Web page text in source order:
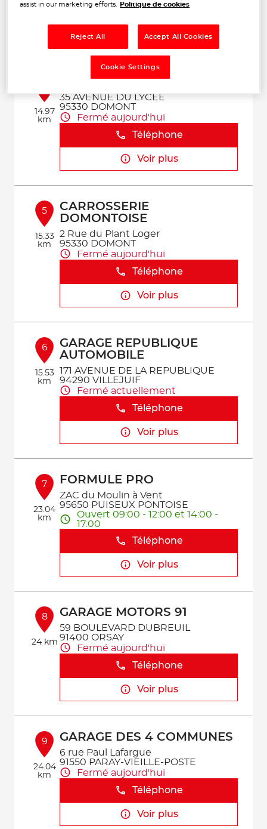
Téléphone
Voir plus
14.97
km
GARAGE DU STADE
35 AVENUE DU LYCEE
95330 DOMONT
Fermé aujourd'hui
Téléphone
Voir plus
5
15.33
km
CARROSSERIE
DOMONTOISE
2 Rue du Plant Loger
95330 DOMONT
Fermé aujourd'hui
Téléphone
Voir plus
6
15.53
km
GARAGE REPUBLIQUE
AUTOMOBILE
171 AVENUE DE LA REPUBLIQUE
94290 VILLEJUIF
Fermé actuellement
Téléphone
Voir plus
7
23.04
km
FORMULE PRO
ZAC du Moulin à Vent
95650 PUISEUX PONTOISE
Ouvert 09:00 - 12:00 et 14:00 -
17:00
Téléphone
Voir plus
8
24 km
GARAGE MOTORS 91
59 BOULEVARD DUBREUIL
91400 ORSAY
Fermé aujourd'hui
Téléphone
Voir plus
9
24.04
km
GARAGE DES 4 COMMUNES
6 rue Paul Lafargue
91550 PARAY-VIEILLE-POSTE
Fermé aujourd'hui
Téléphone
Voir plus
assist in our marketing efforts.
Politique de cookies
Reject All Accept All Cookies
Cookie Settings